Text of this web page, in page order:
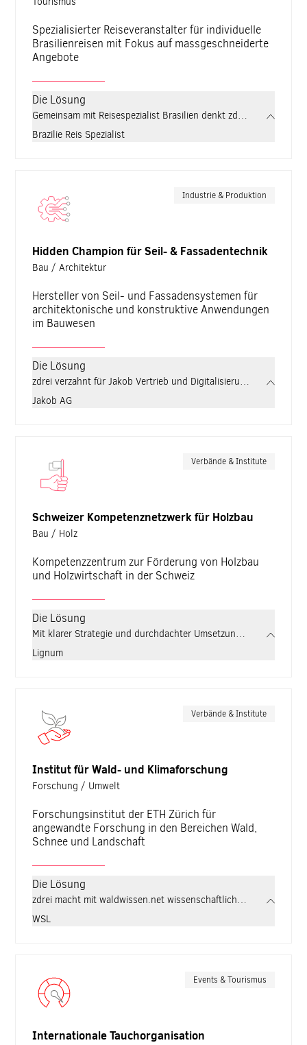
Spezialisierter Reiseveranstalter für individuelle
Brasilienreisen mit Fokus auf massgeschneiderte
Angebote
Die Lösung
Gemeinsam mit Reisespezialist Brasilien denkt zdrei digitalen
Brazilie Reis Spezialist
Industrie & Produktion
Hidden Champion für Seil- & Fassadentechnik
Bau / Architektur
Hersteller von Seil- und Fassadensystemen für
architektonische und konstruktive Anwendungen
im Bauwesen
Die Lösung
zdrei verzahnt für Jakob Vertrieb und Digitalisierung
Jakob AG
Verbände & Institute
Schweizer Kompetenznetzwerk für Holzbau
Bau / Holz
Kompetenzzentrum zur Förderung von Holzbau
und Holzwirtschaft in der Schweiz
Die Lösung
Mit klarer Strategie und durchdachter Umsetzung schafft zdrei
Lignum
Verbände & Institute
Institut für Wald- und Klimaforschung
Forschung / Umwelt
Forschungsinstitut der ETH Zürich für
angewandte Forschung in den Bereichen Wald,
Schnee und Landschaft
Die Lösung
zdrei macht mit waldwissen.net wissenschaftliches
WSL
Events & Tourismus
Internationale Tauchorganisation